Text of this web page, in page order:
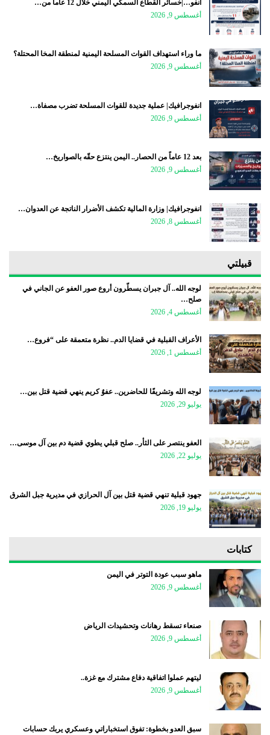
انفو…|خسائر القطاع السمكي اليمني خلال 12 عاماً من…
أغسطس 9, 2026
ما وراء استهداف القوات المسلحة اليمنية لمنطقة المخا المحتلة؟
أغسطس 9, 2026
انفوجرافيك| عملية جديدة للقوات المسلحة تضرب مصفاة…
أغسطس 9, 2026
بعد 12 عاماً من الحصار.. اليمن ينتزع حقّه بالصواريخ…
أغسطس 9, 2026
انفوجرافيك| وزارة المالية تكشف الأضرار الناتجة عن العدوان…
أغسطس 8, 2026
قبيلتي
لوجه الله.. آل جبران يسطّرون أروع صور العفو عن الجاني في
صلح…
أغسطس 4, 2026
الأعراف القبلية في قضايا الدم.. نظرة متعمقة على “فروع…
أغسطس 1, 2026
لوجه الله وتشريفًا للحاضرين.. عفوٌ كريم ينهي قضية قتل بين…
يوليو 29, 2026
العفو ينتصر على الثأر.. صلح قبلي يطوي قضية دم بين آل موسى…
يوليو 22, 2026
جهود قبلية تنهي قضية قتل بين آل الحرازي في مديرية جبل الشرق
يوليو 19, 2026
كتابات
ماهو سبب عودة التوتر في اليمن
أغسطس 9, 2026
صنعاء تسقط رهانات وتحشيدات الرياض
أغسطس 9, 2026
ليتهم عملوا اتفاقية دفاع مشترك مع غزة..
أغسطس 9, 2026
سبق العدو بخطوة: تفوق استخباراتي وعسكري يربك حسابات